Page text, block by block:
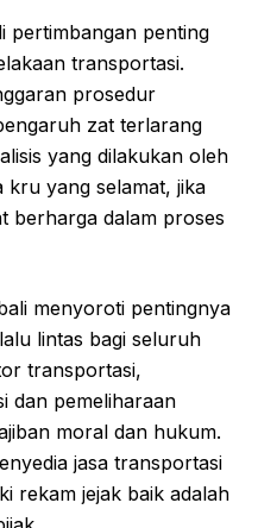
pertimbangan penting
transportasi.
prosedur
zat terlarang
yang dilakukan oleh
kru yang selamat, jika
berharga dalam proses
menyoroti pentingnya
lintas bagi seluruh
transportasi,
dan pemeliharaan
moral dan hukum.
jasa transportasi
rekam jejak baik adalah